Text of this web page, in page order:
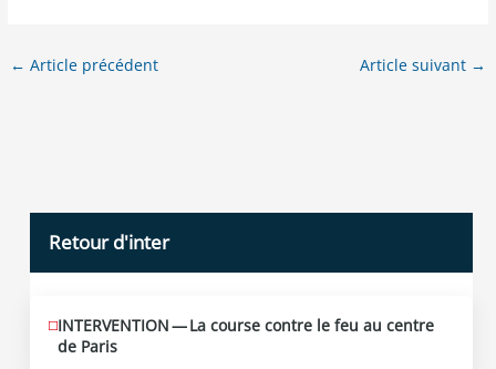
← Article précédent Article suivant →
Retour d'inter
JUIN
12
2026
INTERVENTION — La course contre le feu au centre
de Paris